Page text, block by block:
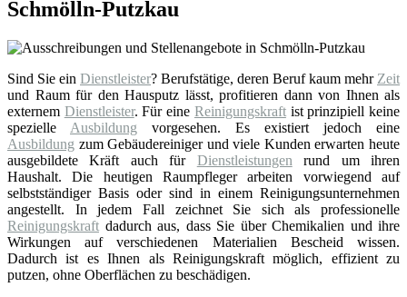
Schmölln-Putzkau
Sind Sie ein Dienstleister? Berufstätige, deren Beruf kaum mehr Zeit
und Raum für den Hausputz lässt, profitieren dann von Ihnen als
externem Dienstleister. Für eine Reinigungskraftist prinzipiell keine
spezielle Ausbildung vorgesehen. Es existiert jedoch eine
Ausbildung zum Gebäudereiniger und viele Kunden erwarten heute
ausgebildete Kräft auch für Dienstleistungen rund um ihren
Haushalt. Die heutigen Raumpfleger arbeiten vorwiegend auf
selbstständiger Basis oder sind in einem Reinigungsunternehmen
angestellt. In jedem Fall zeichnet Sie sich als professionelle
Reinigungskraft dadurch aus, dass Sie über Chemikalien und ihre
Wirkungen auf verschiedenen Materialien Bescheid wissen.
Dadurch ist es Ihnen als Reinigungskraft möglich, effizient zu
putzen, ohne Oberflächen zu beschädigen.